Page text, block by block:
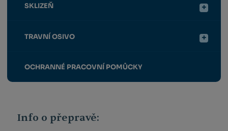
SKLIZEŇ
TRAVNÍ OSIVO
OCHRANNÉ PRACOVNÍ POMŮCKY
Info o přepravě: